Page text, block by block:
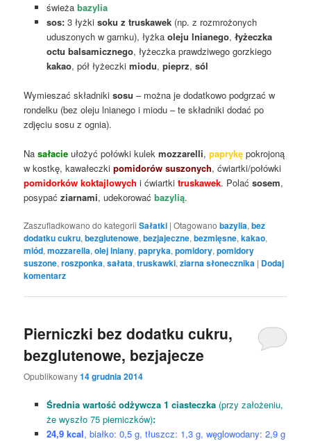
świeża bazylia
sos:3 łyżki soku z truskawek(np. z rozmrożonych
uduszonych w garnku), łyżka oleju lnianego, łyżeczka
octu balsamicznego, łyżeczka prawdziwego gorzkiego
kakao, pół łyżeczki miodu, pieprz, sól
Wymieszać składnikisosu – można je dodatkowo podgrzać w
rondelku (bez oleju lnianego i miodu – te składniki dodać po
zdjęciu sosu z ognia).
Nasałacie ułożyć połówki kulekmozzarelli,paprykę pokrojoną
w kostkę, kawałeczkipomidorów suszonych, ćwiartki/połówki
pomidorków koktajlowych i ćwiartkitruskawek. Polaćsosem,
posypaćziarnami, udekorowaćbazylią.
Zaszufladkowano do kategorii Sałatki |Otagowano bazylia,bez
dodatku cukru,bezglutenowe,bezjajeczne,bezmięsne,kakao,
miód,mozzarella,olej lniany,papryka,pomidory,pomidory
suszone,roszponka,sałata,truskawki,ziarna słonecznika | Dodaj
komentarz
Pierniczki bez dodatku cukru,
bezglutenowe, bezjajecze
Opublikowany14 grudnia 2014
Średnia wartość odżywcza 1 ciasteczka(przy założeniu,
że wyszło 75 pierniczków):
24,9 kcal, białko: 0,5 g, tłuszcz: 1,3 g, węglowodany: 2,9 g